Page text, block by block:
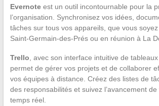
Evernoteest un outil incontournable pour la
l’organisation. Synchronisez vos idées,
tâches sur tous vos appareils, que vous
Saint-Germain-des-Prés ou en réunion à La
Trello, avec son interface intuitive de
permet de gérer vos projets et de collaborer
vos équipes à distance. Créez des listes de
des responsabilités et suivez l’avancement
temps réel.